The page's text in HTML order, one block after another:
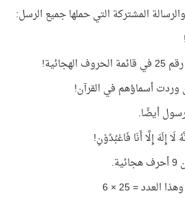
المشتركة التي حملها جميع الرسل:
أيضًا.
إِلَهَ إِلَّا أَنَا فَاعْبُدُوْنِ!